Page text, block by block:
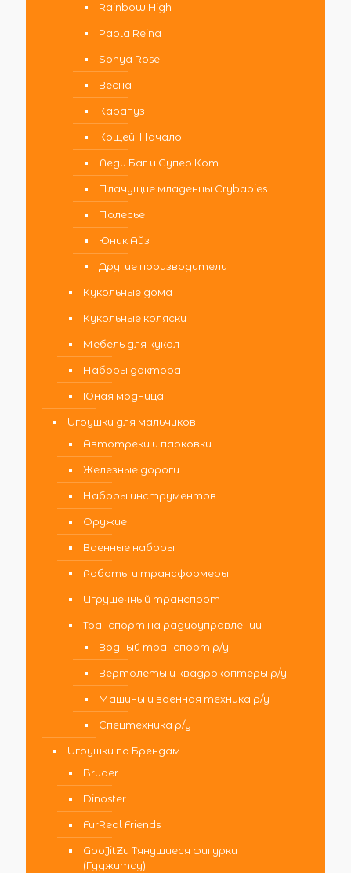
Rainbow High
Paola Reina
Sonya Rose
Весна
Карапуз
Кощей. Начало
Леди Баг и Супер Кот
Плачущие младенцы Crybabies
Полесье
Юник Айз
Другие производители
Кукольные дома
Кукольные коляски
Мебель для кукол
Наборы доктора
Юная модница
Игрушки для мальчиков
Автотреки и парковки
Железные дороги
Наборы инструментов
Оружие
Военные наборы
Роботы и трансформеры
Игрушечный транспорт
Транспорт на радиоуправлении
Водный транспорт р/у
Вертолеты и квадрокоптеры р/у
Машины и военная техника р/у
Спецтехника р/у
Игрушки по Брендам
Bruder
Dinoster
FurReal Friends
GooJitZu Тянущиеся фигурки
(Гуджитсу)